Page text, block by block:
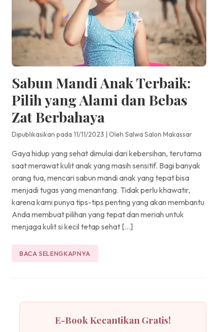
Sabun Mandi Anak Terbaik:
Pilih yang Alami dan Bebas
Zat Berbahaya
Dipublikasikan pada 11/11/2023 | Oleh Salwa Salon Makassar
Gaya hidup yang sehat dimulai dari kebersihan, terutama
saat merawat kulit anak yang masih sensitif. Bagi banyak
orang tua, mencari sabun mandi anak yang tepat bisa
menjadi tugas yang menantang. Tidak perlu khawatir,
karena kami punya tips-tips penting yang akan membantu
Anda membuat pilihan yang tepat dan meriah untuk
menjaga kulit si kecil tetap sehat […]
BACA SELENGKAPNYA
E-Book Kecantikan Gratis!